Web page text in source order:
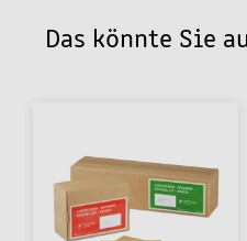
Das könnte Sie